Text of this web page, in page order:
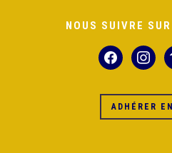
NOUS SUIVRE
facebook
ADHÉRER